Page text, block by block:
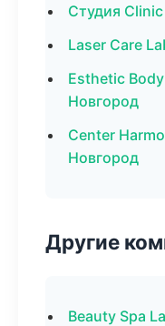
Студия
Laser Care
Esthetic
Новгород
Center
Новгород
Другие
Beauty Spa